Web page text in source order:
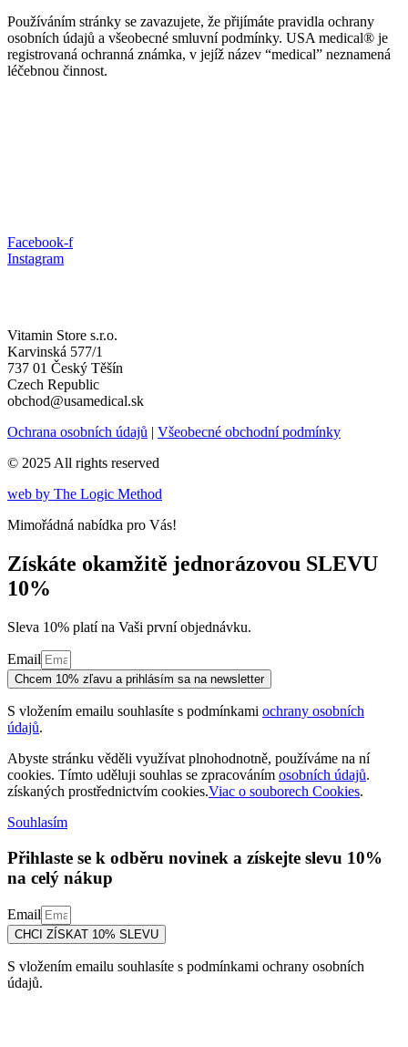
Používáním stránky se zavazujete, že přijímáte pravidla ochrany
osobních údajů a všeobecné smluvní podmínky. USA medical® je
registrovaná ochranná známka, v jejíž název “medical” neznamená
léčebnou činnost.
Facebook-f
Instagram
Vitamin Store s.r.o.
Karvinská 577/1
737 01 Český Těšín
Czech Republic
obchod@usamedical.sk
Ochrana osobních údajů | Všeobecné obchodní podmínky
© 2025 All rights reserved
web by The Logic Method
Mimořádná nabídka pro Vás!
Získáte okamžitě jednorázovou SLEVU
10%
Sleva 10% platí na Vaši první objednávku.
Email
Chcem 10% zľavu a prihlásím sa na newsletter
S vložením emailu souhlasíte s podmínkami ochrany osobních
údajů.
Abyste stránku věděli využívat plnohodnotně, používáme na ní
cookies. Tímto uděluji souhlas se zpracováním osobních údajů.
získaných prostřednictvím cookies.Viac o souborech Cookies.
Souhlasím
Přihlaste se k odběru novinek a získejte slevu 10%
na celý nákup
Email
CHCI ZÍSKAT 10% SLEVU
S vložením emailu souhlasíte s podmínkami ochrany osobních
údajů.